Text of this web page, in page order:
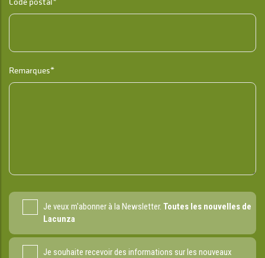
Remarques*
Je veux m'abonner à la Newsletter. Toutes les nouvelles de
Lacunza
Je souhaite recevoir des informations sur les nouveaux